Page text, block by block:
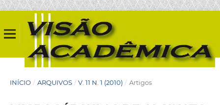
INÍCIO / ARQUIVOS / V. 11 N. 1 (2010) / Artigos